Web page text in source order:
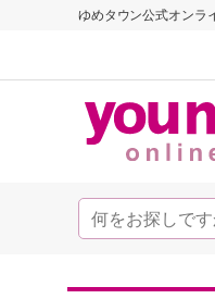
ゆめタウン公式オンラ